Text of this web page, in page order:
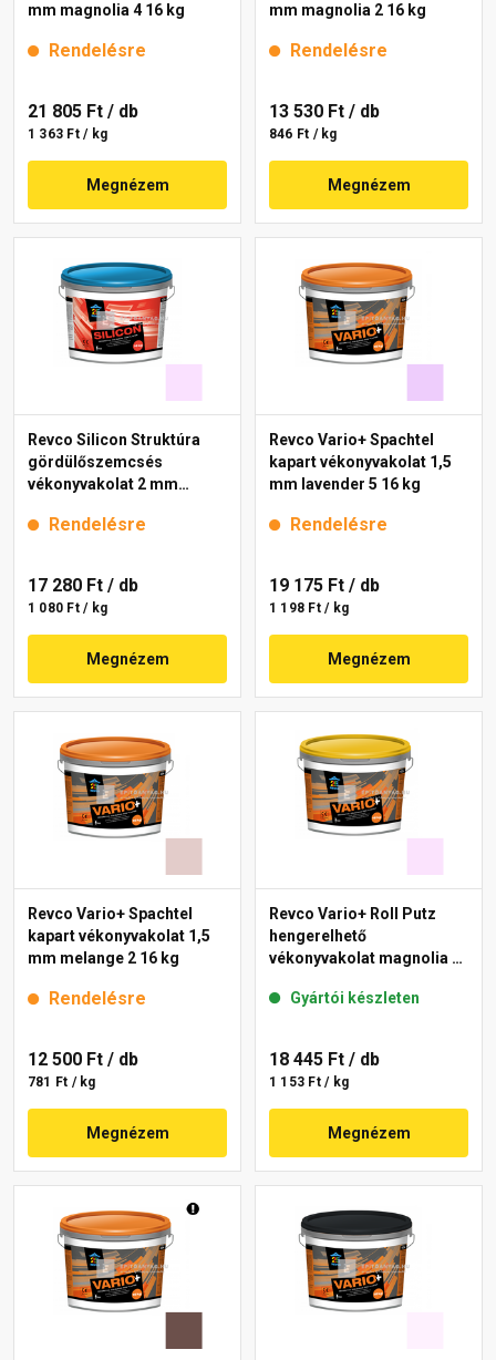
mm magnolia 4 16 kg
Rendelésre
21 805 Ft / db
1 363 Ft / kg
Megnézem
mm magnolia 2 16 kg
Rendelésre
13 530 Ft / db
846 Ft / kg
Megnézem
Revco Silicon Struktúra
gördülőszemcsés
vékonyvakolat 2 mm
Rendelésre
17 280 Ft / db
1 080 Ft / kg
Megnézem
Revco Vario+ Spachtel
kapart vékonyvakolat 1,5
mm lavender 5 16 kg
Rendelésre
19 175 Ft / db
1 198 Ft / kg
Megnézem
Revco Vario+ Spachtel
kapart vékonyvakolat 1,5
mm melange 2 16 kg
Rendelésre
12 500 Ft / db
781 Ft / kg
Megnézem
Revco Vario+ Roll Putz
hengerelhető
vékonyvakolat magnolia 2
Gyártói készleten
18 445 Ft / db
1 153 Ft / kg
Megnézem